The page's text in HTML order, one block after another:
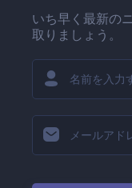
いち早く最新の
取りましょう。